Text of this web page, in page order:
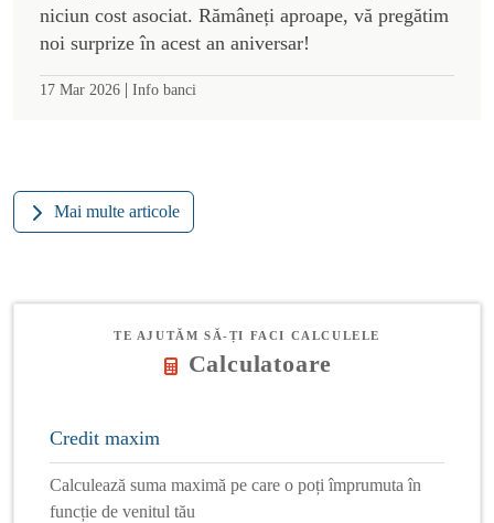
niciun cost asociat. Rămâneți aproape, vă pregătim
noi surprize în acest an aniversar!
17 Mar 2026 | Info banci
Mai multe articole
TE AJUTĂM SĂ-ȚI FACI CALCULELE
Calculatoare
Credit maxim
Calculează suma maximă pe care o poți împrumuta în
funcție de venitul tău